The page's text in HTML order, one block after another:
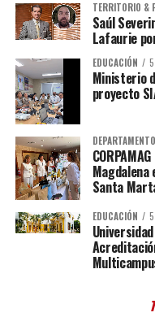
TERRITORIO &
Saúl
Lafaurie
EDUCACIÓN
Ministerio
proyecto
DEPARTAMENTO
Santa
EDUCACIÓN